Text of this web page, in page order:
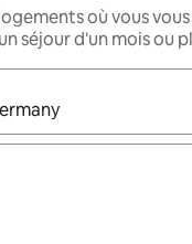
où vous
séjour d'un mois ou
s'affichent, utilisez